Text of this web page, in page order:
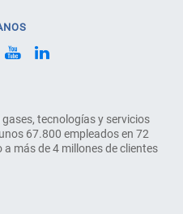
tecnologías y servicios
67.800 empleados en 72
más de 4 millones de clientes